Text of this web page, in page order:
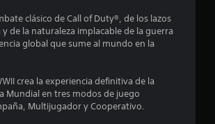
4
clásico de Call of Duty®, de los lazos
de la naturaleza implacable de la guerra
global que sume al mundo en la
crea la experiencia definitiva de la
Mundial en tres modos de juego
Multijugador y Cooperativo.